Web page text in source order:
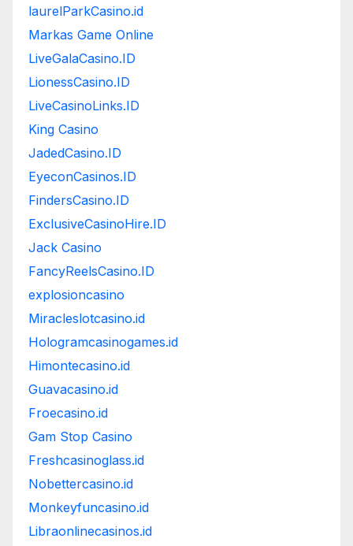
laurelParkCasino.id
Markas Game Online
LiveGalaCasino.ID
LionessCasino.ID
LiveCasinoLinks.ID
King Casino
JadedCasino.ID
EyeconCasinos.ID
FindersCasino.ID
ExclusiveCasinoHire.ID
Jack Casino
FancyReelsCasino.ID
explosioncasino
Miracleslotcasino.id
Hologramcasinogames.id
Himontecasino.id
Guavacasino.id
Froecasino.id
Gam Stop Casino
Freshcasinoglass.id
Nobettercasino.id
Monkeyfuncasino.id
Libraonlinecasinos.id